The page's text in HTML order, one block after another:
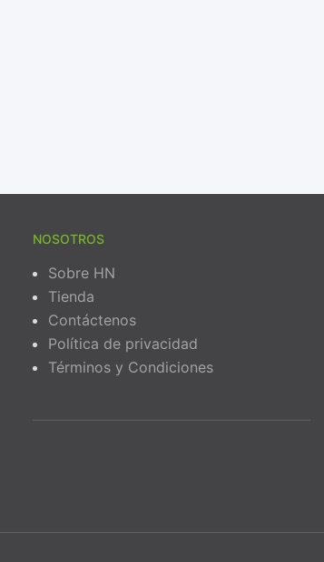
NOSOTROS
Sobre HN
Tienda
Contáctenos
Política de privacidad
Términos y Condiciones